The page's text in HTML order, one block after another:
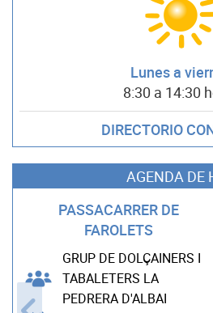
Lunes a
8:30 a 14:30
DIRECTORIO
AGENDA DE
PASSACARRER DE
FAROLETS
GRUP DE DOLÇAINERS I
TABALETERS LA
PEDRERA D'ALBAI